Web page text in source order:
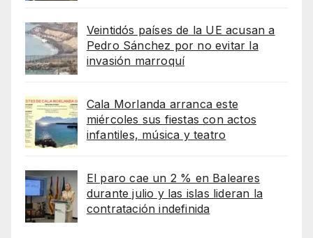
Veintidós países de la UE acusan a
Pedro Sánchez por no evitar la
invasión marroquí
Cala Morlanda arranca este
miércoles sus fiestas con actos
infantiles, música y teatro
El paro cae un 2 % en Baleares
durante julio y las islas lideran la
contratación indefinida